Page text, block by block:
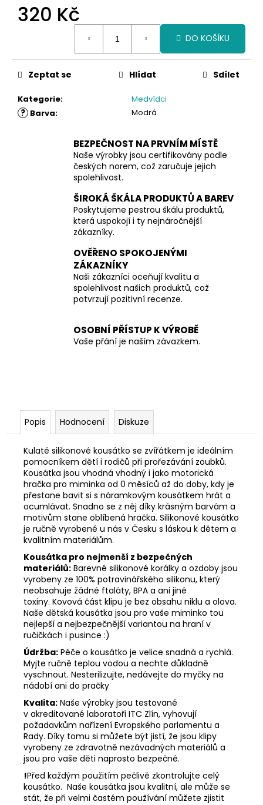
320 Kč
DO KOŠÍKU
Kategorie: Medvídci
? Barva: Modrá
Zeptat se Hlídat Sdílet
BEZPEČNOST NA PRVNÍM MÍSTĚ
Naše výrobky jsou certifikovány podle
českých norem, což zaručuje jejich
spolehlivost.
ŠIROKÁ ŠKÁLA PRODUKTŮ A BAREV
Poskytujeme pestrou škálu produktů,
která uspokojí i ty nejnáročnější
zákazníky.
OVĚŘENO SPOKOJENÝMI
ZÁKAZNÍKY
Naši zákazníci oceňují kvalitu a
spolehlivost našich produktů, což
potvrzují pozitivní recenze.
OSOBNÍ PŘÍSTUP K VÝROBĚ
Vaše přání je naším závazkem.
Popis Hodnocení Diskuze
Kulaté silikonové kousátko se zvířátkem je ideálním
pomocníkem dětí i rodičů při prořezávání zoubků.
Kousátka jsou vhodná vhodný i jako motorická
hračka pro miminka od 0 měsíců až do doby, kdy je
přestane bavit si s náramkovým kousátkem hrát a
ocumlávat. Snadno se z něj díky krásným barvám a
motivům stane oblíbená hračka. Silikonové kousátko
je ručně vyrobené u nás v Česku s láskou k dětem a
kvalitním materiálům.
Kousátka pro nejmenší z bezpečných
materiálů: Barevné silikonové korálky a ozdoby jsou
vyrobeny ze 100% potravinářského silikonu, který
neobsahuje žádné ftaláty, BPA a ani jiné
toxiny. Kovová část klipu je bez obsahu niklu a olova.
Naše dětská kousátka jsou pro vaše miminko tou
nejlepší a nejbezpečnější variantou na hraní v
ručičkách i pusince :)
Údržba: Péče o kousátko je velice snadná a rychlá.
Myjte ručně teplou vodou a nechte důkladně
vyschnout. Nesterilizujte, nedávejte do myčky na
nádobí ani do pračky
Kvalita: Naše výrobky jsou testované
v akreditované laboratoři ITC Zlín, vyhovují
požadavkům nařízení Evropského parlamentu a
Rady. Díky tomu si můžete být jistí, že jsou klipy
vyrobeny ze zdravotně nezávadných materiálů a
jsou pro vaše děti naprosto bezpečné.
!Před každým použitím pečlivě zkontrolujte celý
kousátko. Naše kousátka jsou kvalitní, ale může se
stát, že při velmi častém používání můžete zjistit